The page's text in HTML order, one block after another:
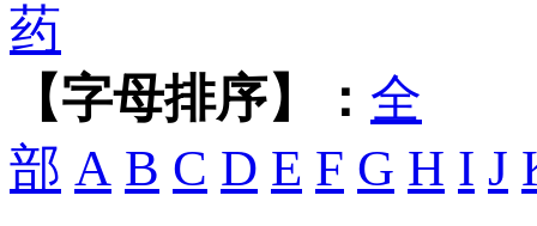
药
【字母排序】： 全
部 A B C D E F G H I J